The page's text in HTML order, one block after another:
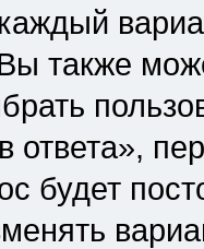
также
ответа»,
будет